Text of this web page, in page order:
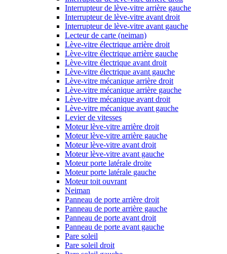
Interrupteur de lève-vitre arrière gauche
Interrupteur de lève-vitre avant droit
Interrupteur de lève-vitre avant gauche
Lecteur de carte (neiman)
Lève-vitre électrique arrière droit
Lève-vitre électrique arrière gauche
Lève-vitre électrique avant droit
Lève-vitre électrique avant gauche
Lève-vitre mécanique arrière droit
Lève-vitre mécanique arrière gauche
Lève-vitre mécanique avant droit
Lève-vitre mécanique avant gauche
Levier de vitesses
Moteur lève-vitre arrière droit
Moteur lève-vitre arrière gauche
Moteur lève-vitre avant droit
Moteur lève-vitre avant gauche
Moteur porte latérale droite
Moteur porte latérale gauche
Moteur toit ouvrant
Neiman
Panneau de porte arrière droit
Panneau de porte arrière gauche
Panneau de porte avant droit
Panneau de porte avant gauche
Pare soleil
Pare soleil droit